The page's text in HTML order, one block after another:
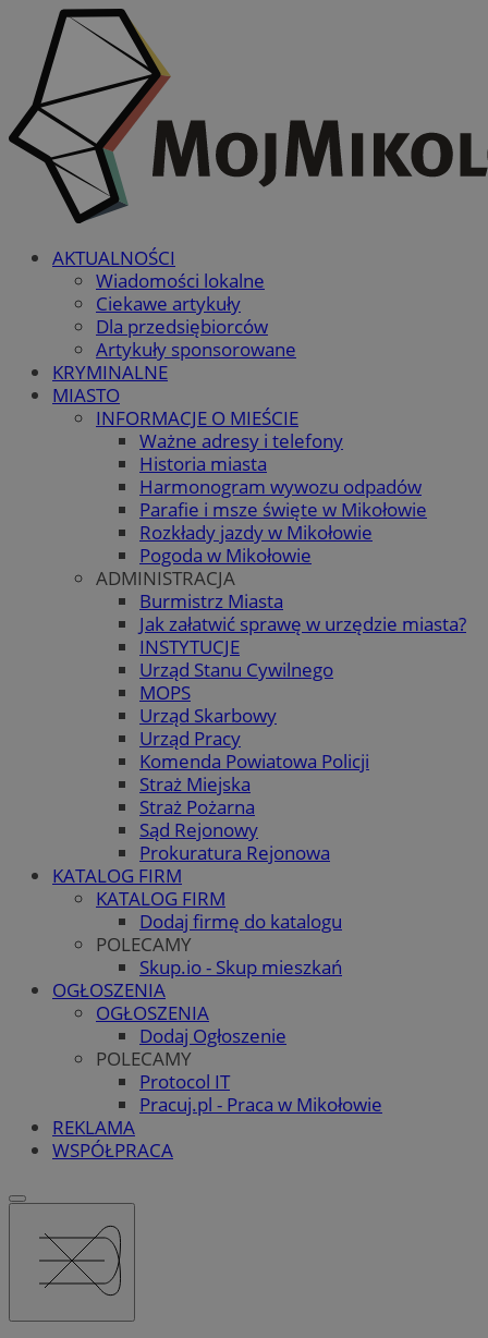
AKTUALNOŚCI
Wiadomości lokalne
Ciekawe artykuły
Dla przedsiębiorców
Artykuły sponsorowane
KRYMINALNE
MIASTO
INFORMACJE O MIEŚCIE
Ważne adresy i telefony
Historia miasta
Harmonogram wywozu odpadów
Parafie i msze święte w Mikołowie
Rozkłady jazdy w Mikołowie
Pogoda w Mikołowie
ADMINISTRACJA
Burmistrz Miasta
Jak załatwić sprawę w urzędzie miasta?
INSTYTUCJE
Urząd Stanu Cywilnego
MOPS
Urząd Skarbowy
Urząd Pracy
Komenda Powiatowa Policji
Straż Miejska
Straż Pożarna
Sąd Rejonowy
Prokuratura Rejonowa
KATALOG FIRM
KATALOG FIRM
Dodaj firmę do katalogu
POLECAMY
Skup.io - Skup mieszkań
OGŁOSZENIA
OGŁOSZENIA
Dodaj Ogłoszenie
POLECAMY
Protocol IT
Pracuj.pl - Praca w Mikołowie
REKLAMA
WSPÓŁPRACA